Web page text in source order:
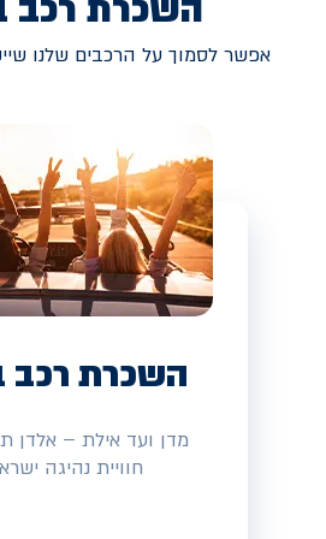
השכרת רכב
אפשר לסמוך על הרכבים שלנו
השכרת רכב
מדן ועד אילת – אלדן
חוויית נהיגה